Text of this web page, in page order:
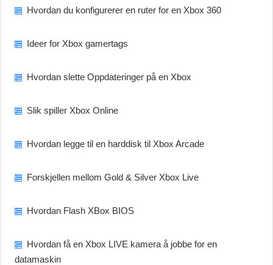
Hvordan du konfigurerer en ruter for en Xbox 360
Ideer for Xbox gamertags
Hvordan slette Oppdateringer på en Xbox
Slik spiller Xbox Online
Hvordan legge til en harddisk til Xbox Arcade
Forskjellen mellom Gold & Silver Xbox Live
Hvordan Flash XBox BIOS
Hvordan få en Xbox LIVE kamera å jobbe for en
datamaskin